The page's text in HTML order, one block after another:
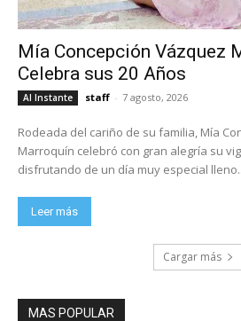
Mía Concepción Vázquez
Celebra sus 20 Años
Al Instante staff - 7 agosto, 2026
Rodeada del cariño de su familia, Mía
Marroquín celebró con gran alegría su
disfrutando de un día muy especial
Leer más
Cargar más
MAS POPULAR